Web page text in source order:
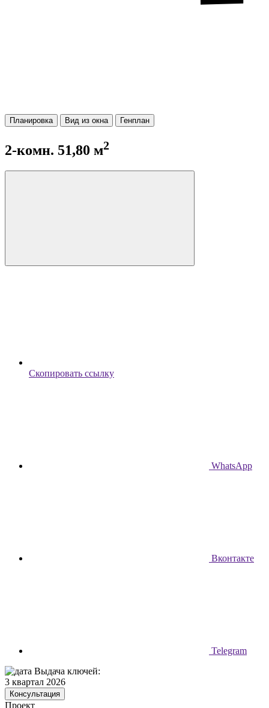
Планировка Вид из окна Генплан
2-комн. 51,80 м2
Скопировать ссылку
WhatsApp
Вконтакте
Telegram
Выдача ключей:
3 квартал 2026
Консультация
Проект